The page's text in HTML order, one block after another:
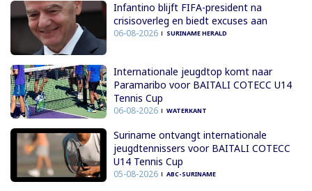
Infantino blijft FIFA-president na
crisisoverleg en biedt excuses aan
06-08-2026 SURINAME HERALD
Internationale jeugdtop komt naar
Paramaribo voor BAITALI COTECC U14
Tennis Cup
06-08-2026 WATERKANT
Suriname ontvangt internationale
jeugdtennissers voor BAITALI COTECC
U14 Tennis Cup
05-08-2026 ABC-SURINAME